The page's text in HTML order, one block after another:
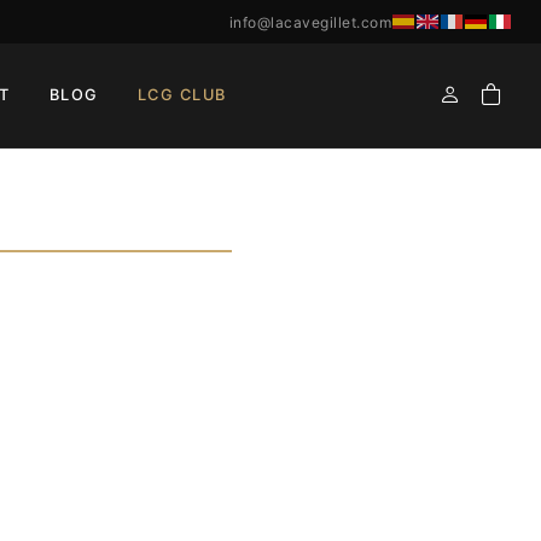
info@lacavegillet.com
BLOG LCG CLUB